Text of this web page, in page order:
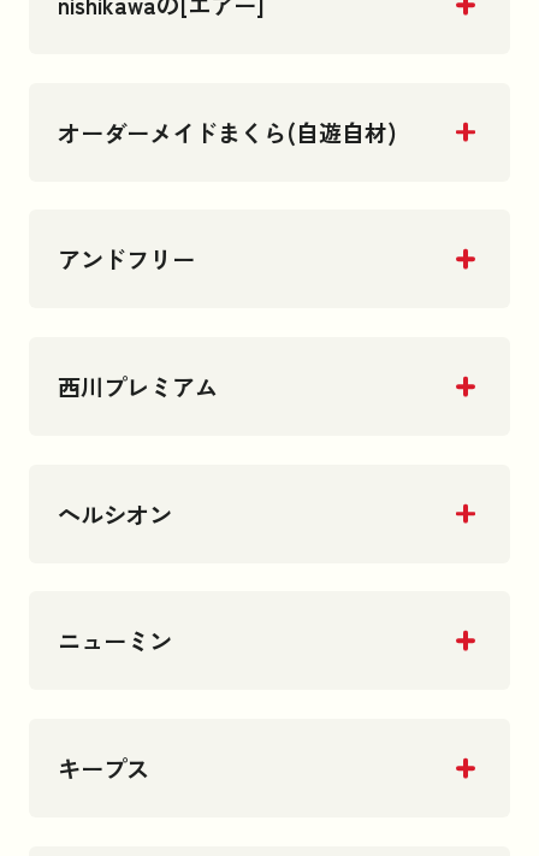
オーダーメイドまくら(自遊自材)
アンドフリー
西川プレミアム
ヘルシオン
ニューミン
キープス